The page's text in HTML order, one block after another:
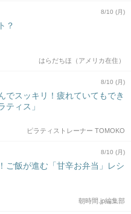
8/10 (月)
？
はらだちほ（アメリカ在住）
8/10 (月)
でスッキリ！疲れていてもでき
ティス」
ピラティストレーナー TOMOKO
8/10 (月)
ご飯が進む「甘辛お弁当」レシ
朝時間.jp編集部